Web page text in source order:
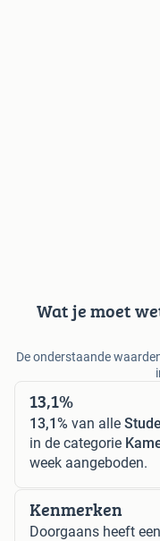
Wat je moet
De onderstaande
13,1%
13,1% van alle
in de categorie
week aangeboden.
Kenmerken
Doorgaans heeft een